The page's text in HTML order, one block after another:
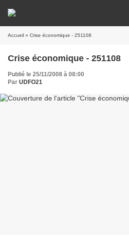
Accueil » Crise économique - 251108
Crise économique - 251108
Publié le 25/11/2008 à 08:00
Par UDFO21